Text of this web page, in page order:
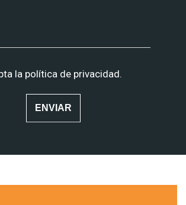
la política de privacidad.